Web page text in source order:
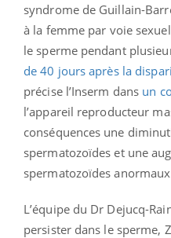
syndrome de Guillain-
à la femme par voie
le sperme pendant
de 40 jours après la
précise l’Inserm dans un
l’appareil reproducteur
conséquences une
spermatozoïdes et une
spermatozoïdes
L’équipe du Dr Dejucq-
persister dans le sperme,